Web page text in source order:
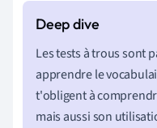
Les tests à trous sont
apprendre le
t'obligent à
mais aussi son